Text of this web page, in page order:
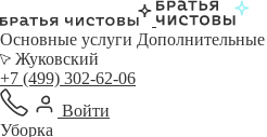
Основные услуги Дополнительные
Жуковский
+7 (499) 302-62-06
Войти
Уборка